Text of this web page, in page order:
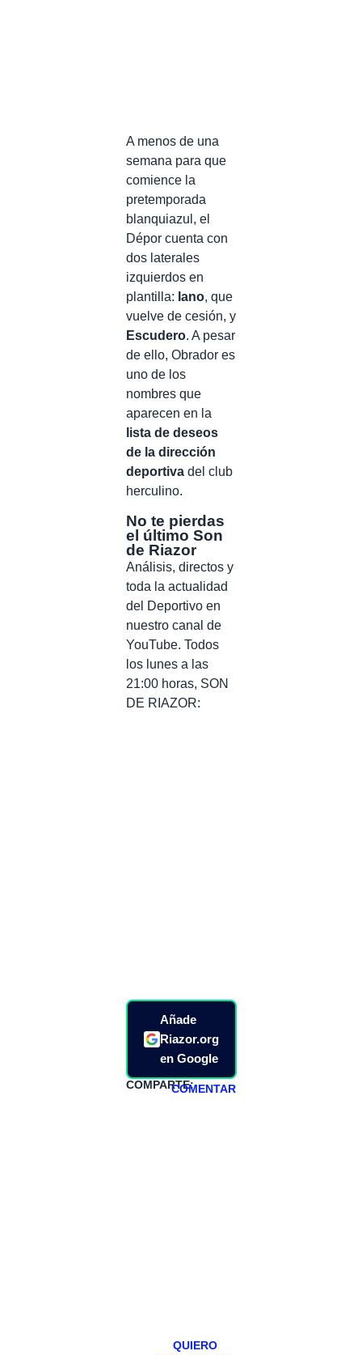
A menos de una
semana para que
comience la
pretemporada
blanquiazul, el
Dépor cuenta con
dos laterales
izquierdos en
plantilla: Iano, que
vuelve de cesión, y
Escudero. A pesar
de ello, Obrador es
uno de los
nombres que
aparecen en la
lista de deseos
de la dirección
deportiva del club
herculino.
No te pierdas
el último Son
de Riazor
Análisis, directos y
toda la actualidad
del Deportivo en
nuestro canal de
YouTube. Todos
los lunes a las
21:00 horas, SON
DE RIAZOR:
Añade
Riazor.org
en Google
COMPARTE:COMENTAR
QUIERO